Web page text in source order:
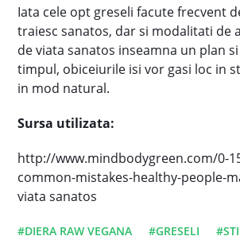
Iata cele opt greseli facute frecvent
traiesc sanatos, dar si modalitati de
de viata sanatos inseamna un plan
timpul, obiceiurile isi vor gasi loc in
in mod natural.
Sursa utilizata:
http://www.mindbodygreen.com/0-
common-mistakes-healthy-people-
viata sanatos
#DIERA RAW VEGANA #GRESELI